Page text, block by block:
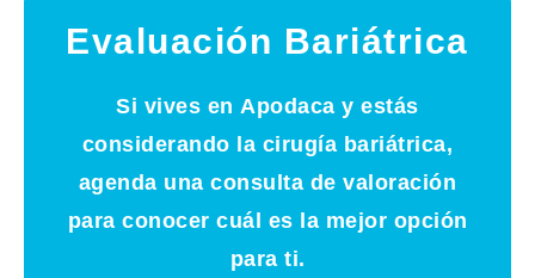
Evaluación Bariátrica
Si vives enApodaca y estás
considerando la cirugía bariátrica,
agenda una consulta de valoración
para conocer cuál es la mejor opción
para ti.